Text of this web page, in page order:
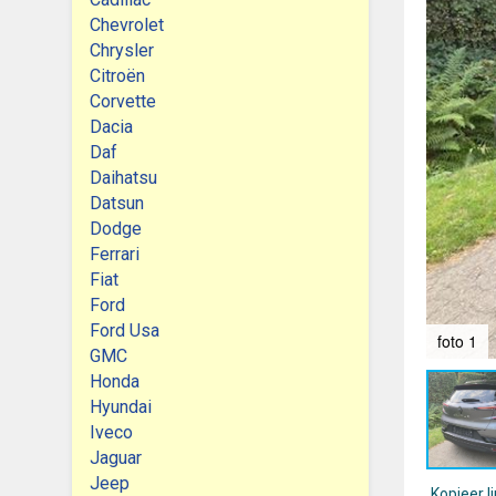
Chevrolet
Chrysler
Citroën
Corvette
Dacia
Daf
Daihatsu
Datsun
Dodge
Ferrari
Fiat
Ford
Ford Usa
GMC
Honda
Hyundai
Iveco
Jaguar
Jeep
foto 1